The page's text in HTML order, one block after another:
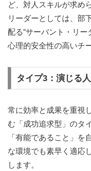
ど、対人スキルが求め
リーダーとしては、部
配る“サーバント・リー
心理的安全性の高いチ
タイプ3：演じる人
常に効率と成果を重視
む「成功追求型」のタ
「有能であること」を
な環境でも素早く適応
します。